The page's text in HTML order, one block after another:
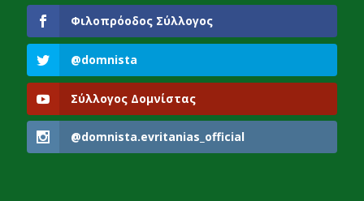
Φιλοπρόοδος Σύλλογος
@domnista
Σύλλογος Δομνίστας
@domnista.evritanias_official